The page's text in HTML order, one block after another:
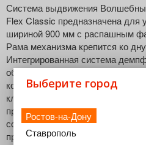
Система выдвижения
Flex Classic предназначена для
шириной 900 мм с распашным
Рама механизма крепится ко
Интегрированная система
обеспечивает бесшумное
корзин Механизм, состоящий из
классик, позволяет
пространство шкафа,
содержимому Идеально
пространства мертвых зон
Выберите город
Ростов-на-Дону
Ставрополь